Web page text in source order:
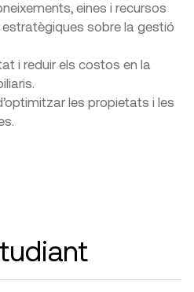
eines i recursos
sobre la gestió
i reduir els costos en la
les propietats i les